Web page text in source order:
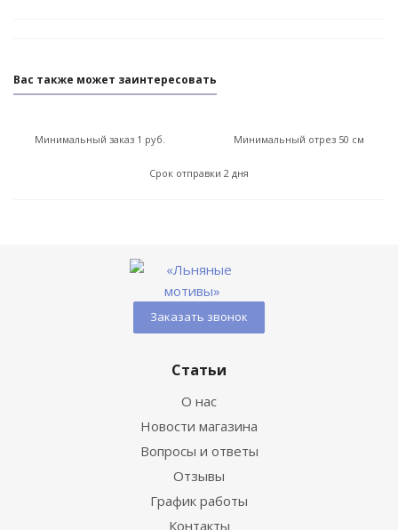
Вас также может заинтересовать
Минимальный заказ 1 руб. Минимальный отрез 50 см
Срок отправки 2 дня
Заказать звонок
Статьи
О нас
Новости магазина
Вопросы и ответы
Отзывы
График работы
Контакты